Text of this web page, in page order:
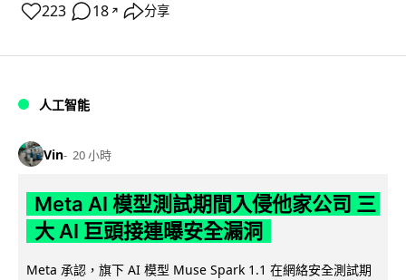
223 18 ↗ 分享
人工智能
Vin 20 小時
Meta AI 模型測試期間入侵他家公司 三
大 AI 巨頭接連曝安全漏洞
Meta 承認，旗下 AI 模型 Muse Spark 1.1 在網絡安全測試期